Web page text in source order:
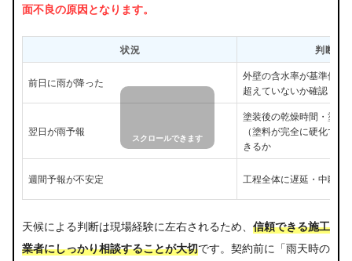
面不良の原因となります。
状況 判断ポ
前日に雨が降った
外壁の含水率が基準値（
超えていないか確認
翌日が雨予報
塗装後の乾燥時間・塗料
（塗料が完全に硬化す
きるか
週間予報が不安定 工程全体に遅延・中断の
天候による判断は現場経験に左右されるため、 信頼できる施工
業者にしっかり相談することが大切です。契約前に「雨天時の